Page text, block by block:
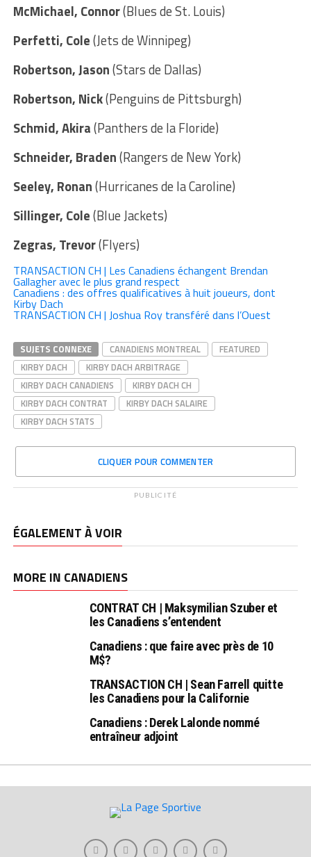
McMichael, Connor(Blues de St. Louis)
Perfetti, Cole(Jets de Winnipeg)
Robertson, Jason(Stars de Dallas)
Robertson, Nick(Penguins de Pittsburgh)
Schmid, Akira(Panthers de la Floride)
Schneider, Braden(Rangers de New York)
Seeley, Ronan(Hurricanes de la Caroline)
Sillinger, Cole(Blue Jackets)
Zegras, Trevor(Flyers)
TRANSACTION CH | Les Canadiens échangent Brendan
Gallagher avec le plus grand respect
Canadiens : des offres qualificatives à huit joueurs, dont
Kirby Dach
TRANSACTION CH | Joshua Roy transféré dans l’Ouest
SUJETS CONNEXE CANADIENS MONTREAL
FEATURED
KIRBY DACH
KIRBY DACH ARBITRAGE
KIRBY DACH CANADIENS
KIRBY DACH CH
KIRBY DACH CONTRAT
KIRBY DACH SALAIRE
KIRBY DACH STATS
CLIQUER POUR COMMENTER
PUBLICITÉ
ÉGALEMENT À VOIR
MORE IN CANADIENS
CONTRAT CH | Maksymilian Szuber et
les Canadiens s’entendent
Canadiens : que faire avec près de 10
M$?
TRANSACTION CH | Sean Farrell quitte
les Canadiens pour la Californie
Canadiens : Derek Lalonde nommé
entraîneur adjoint